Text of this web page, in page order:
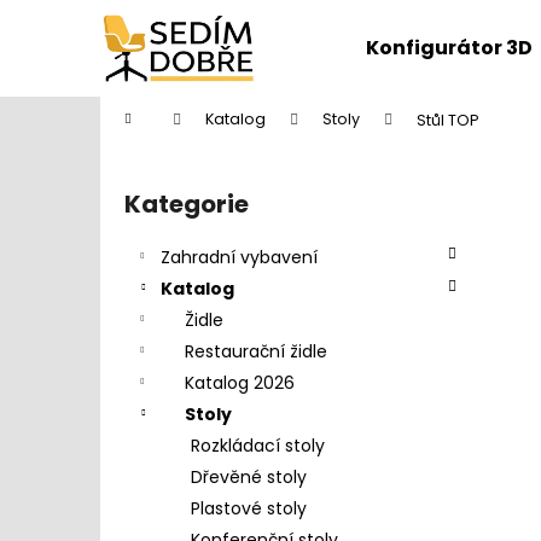
Konfigurátor 3D
Domů Katalog Stoly Stůl TOP
Přeskočit
kategorie
Kategorie
Zahradní vybavení
Katalog
Židle
Restaurační židle
Katalog 2026
Stoly
Rozkládací stoly
Dřevěné stoly
Plastové stoly
í
Zpět
do
Zpět
do
DĚTŠKÁ ŽIDLE FUXO S-LINE